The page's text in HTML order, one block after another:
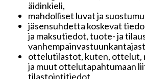
äidinkieli,
mahdolliset luvat ja
jäsensuhdetta koskevat
ja maksutiedot, tuote- ja
ottelutilastot, kuten, ottelut,
ja muut ottelutapahtumaan
tilastointitiedot